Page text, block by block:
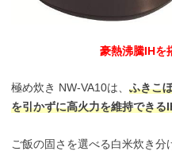
豪熱沸騰IHを
極め炊き NW-VA10は、 ふきこ
を引かずに高火力を維持できる
ご飯の固さを選べる白米炊き